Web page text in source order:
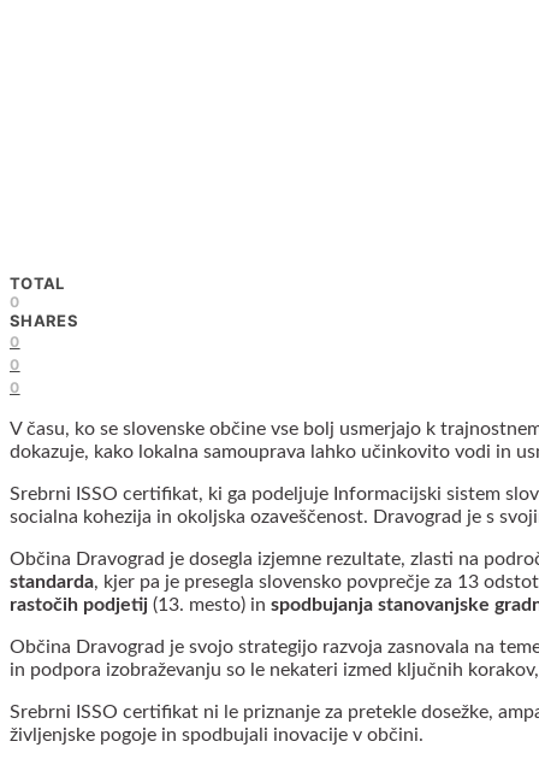
TOTAL
0
SHARES
0
0
0
V času, ko se slovenske občine vse bolj usmerjajo k
dokazuje, kako lokalna samouprava lahko učinkovito vodi in
Srebrni ISSO certifikat, ki ga podeljuje Informacijski sistem
socialna kohezija in okoljska ozaveščenost. Dravograd je s
Občina Dravograd je dosegla izjemne rezultate, zlasti na
standarda, kjer pa je presegla slovensko povprečje za 13
rastočih podjetij (13. mesto) in spodbujanja stanovanjske
Občina Dravograd je svojo strategijo razvoja zasnovala na
in podpora izobraževanju so le nekateri izmed ključnih
Srebrni ISSO certifikat ni le priznanje za pretekle dosežke,
življenjske pogoje in spodbujali inovacije v občini.